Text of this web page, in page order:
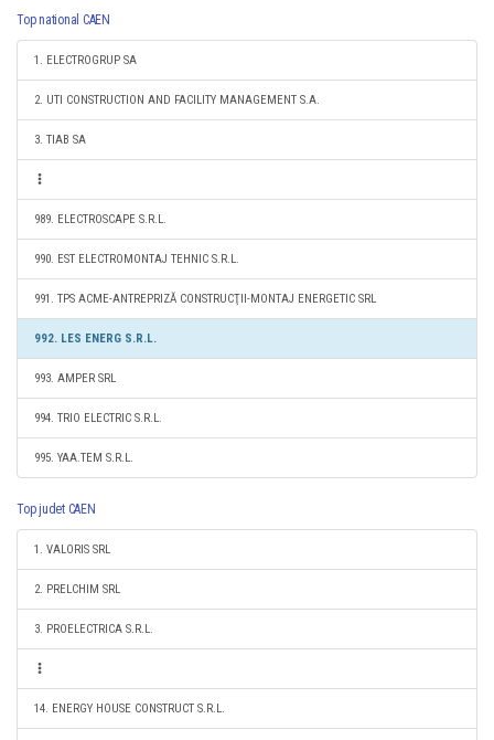
Top national CAEN
1. ELECTROGRUP SA
2. UTI CONSTRUCTION AND FACILITY MANAGEMENT S.A.
3. TIAB SA
989. ELECTROSCAPE S.R.L.
990. EST ELECTROMONTAJ TEHNIC S.R.L.
991. TPS ACME-ANTREPRIZĂ CONSTRUCŢII-MONTAJ ENERGETIC SRL
992. LES ENERG S.R.L.
993. AMPER SRL
994. TRIO ELECTRIC S.R.L.
995. YAA.TEM S.R.L.
Top judet CAEN
1. VALORIS SRL
2. PRELCHIM SRL
3. PROELECTRICA S.R.L.
14. ENERGY HOUSE CONSTRUCT S.R.L.